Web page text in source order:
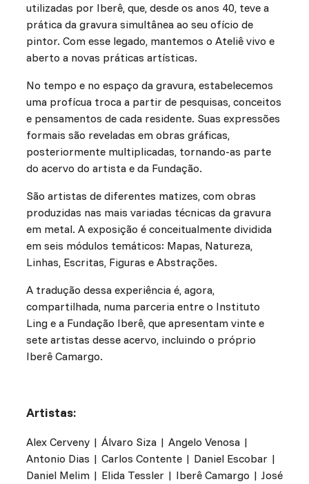
utilizadas por Iberê, que, desde os anos 40, teve a
prática da gravura simultânea ao seu ofício de
pintor. Com esse legado, mantemos o Ateliê vivo e
aberto a novas práticas artísticas.
No tempo e no espaço da gravura, estabelecemos
uma profícua troca a partir de pesquisas, conceitos
e pensamentos de cada residente. Suas expressões
formais são reveladas em obras gráficas,
posteriormente multiplicadas, tornando-as parte
do acervo do artista e da Fundação.
São artistas de diferentes matizes, com obras
produzidas nas mais variadas técnicas da gravura
em metal. A exposição é conceitualmente dividida
em seis módulos temáticos: Mapas, Natureza,
Linhas, Escritas, Figuras e Abstrações.
A tradução dessa experiência é, agora,
compartilhada, numa parceria entre o Instituto
Ling e a Fundação Iberê, que apresentam vinte e
sete artistas desse acervo, incluindo o próprio
Iberê Camargo.
Artistas:
Alex Cerveny | Álvaro Siza | Angelo Venosa |
Antonio Dias | Carlos Contente | Daniel Escobar |
Daniel Melim | Elida Tessler | Iberê Camargo | José